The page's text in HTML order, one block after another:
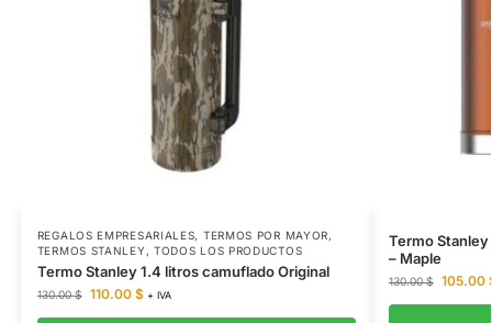
REGALOS EMPRESARIALES, TERMOS POR MAYOR,
TERMOS STANLEY , TODOS LOS PRODUCTOS
Termo Stanley 1.4 litros camuflado Original
130.00$ 110.00 $ + IVA
Termo
– Maple
130.00$ 105.00